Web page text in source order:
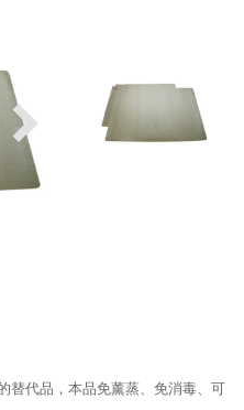
替代品，本品免薰蒸、免消毒、可